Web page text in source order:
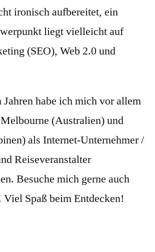
ironisch aufbereitet, ein
liegt vielleicht auf
(SEO), Web 2.0 und
Jahren habe ich mich vor allem
(Australien) und
als Internet-Unternehmer /
Reiseveranstalter
Besuche mich gerne auch
Viel Spaß beim Entdecken!